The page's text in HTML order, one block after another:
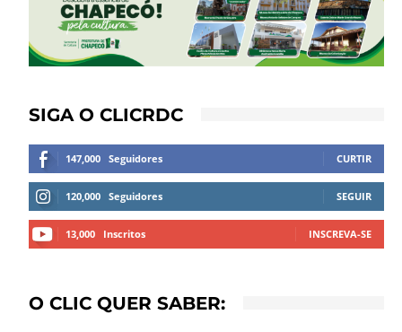
SIGA O CLICRDC
147,000 Seguidores CURTIR
120,000 Seguidores SEGUIR
13,000 Inscritos INSCREVA-SE
O CLIC QUER SABER: